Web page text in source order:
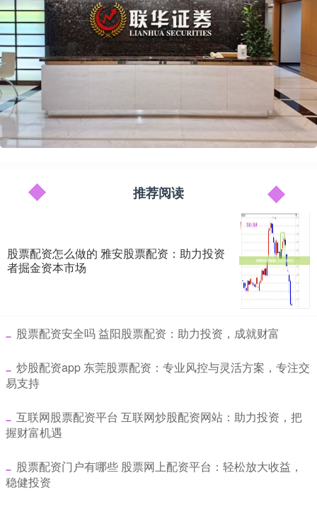
推荐阅读
股票配资怎么做的 雅安股票配资：助力投资
者掘金资本市场
​股票配资安全吗 益阳股票配资：助力投资，成就财富
​炒股配资app 东莞股票配资：专业风控与灵活方案，专注交
易支持
​互联网股票配资平台 互联网炒股配资网站：助力投资，把
握财富机遇
​股票配资门户有哪些 股票网上配资平台：轻松放大收益，
稳健投资